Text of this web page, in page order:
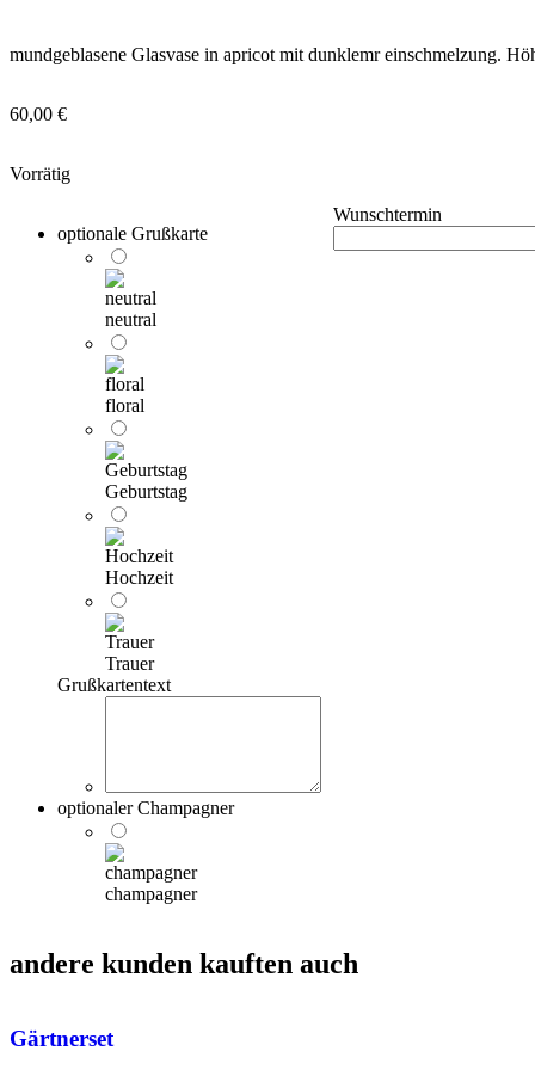
mundgeblasene Glasvase in apricot mit dunklemr einschmelzung.
60,00 €
Vorrätig
optionale Grußkarte
neutral
floral
Geburtstag
Hochzeit
Trauer
Grußkartentext
optionaler Champagner
champagner
Wunschtermin
andere kunden kauften auch
Gärtnerset